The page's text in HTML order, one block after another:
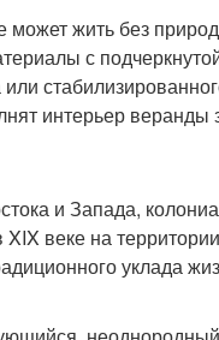
жить без
с
интерьер веранды
и Запада,
веке на
уклада